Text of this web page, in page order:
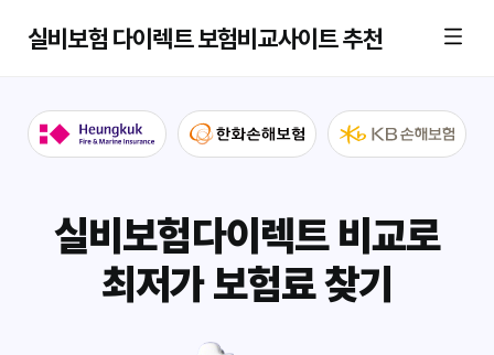
실비보험 다이렉트 보험비교사이트 추천
실비보험다이렉트 비교로
최저가 보험료 찾기